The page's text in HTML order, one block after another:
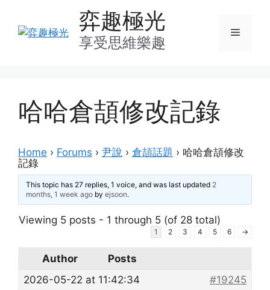
content
弈趣極光
享受思維樂趣
Menu
哈哈倉頡修改記錄
Home › Forums › 尹說 › 倉頡話題 › 哈哈倉頡修改
記錄
This topic has 27 replies, 1 voice, and was last updated 2
months, 1 week ago byejsoon.
Viewing 5 posts - 1 through 5 (of 28 total)
1 2 3 4 5 6 →
Author
Posts
2026-05-22 at 11:42:34
#19245